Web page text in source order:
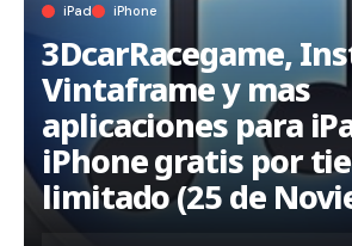
iPad iPhone
3DcarRacegame,
Vintaframe y mas
aplicaciones para
iPhone gratis por
limitado (25 de